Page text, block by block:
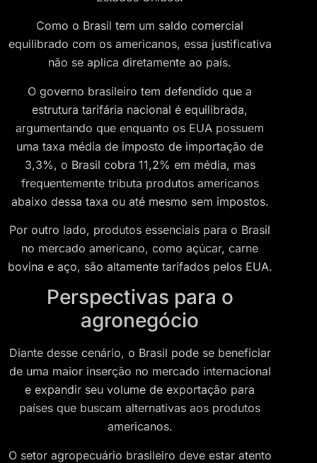
Como o Brasil tem um saldo comercial
equilibrado com os americanos, essa justificativa
não se aplica diretamente ao país.
O governo brasileiro tem defendido que a
estrutura tarifária nacional é equilibrada,
argumentando que enquanto os EUA possuem
uma taxa média de imposto de importação de
3,3%, o Brasil cobra 11,2% em média, mas
frequentemente tributa produtos americanos
abaixo dessa taxa ou até mesmo sem impostos.
Por outro lado, produtos essenciais para o Brasil
no mercado americano, como açúcar, carne
bovina e aço, são altamente tarifados pelos EUA.
Perspectivas para o
agronegócio
Diante desse cenário, o Brasil pode se beneficiar
de uma maior inserção no mercado internacional
e expandir seu volume de exportação para
países que buscam alternativas aos produtos
americanos.
O setor agropecuário brasileiro deve estar atento